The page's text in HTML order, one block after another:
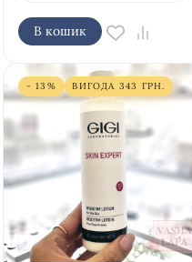
В кошик
- 13% ВИГОДА 343 ГРН.